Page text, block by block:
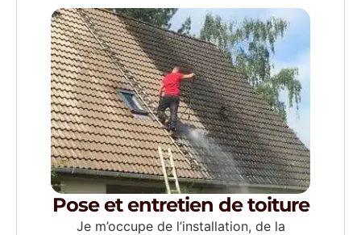
Pose et entretien de toiture
Je m’occupe de l’installation, de la